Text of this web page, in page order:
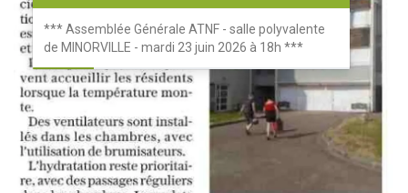
*** Assemblée Générale ATNF - salle polyvalente
de MINORVILLE - mardi 23 juin 2026 à 18h ***